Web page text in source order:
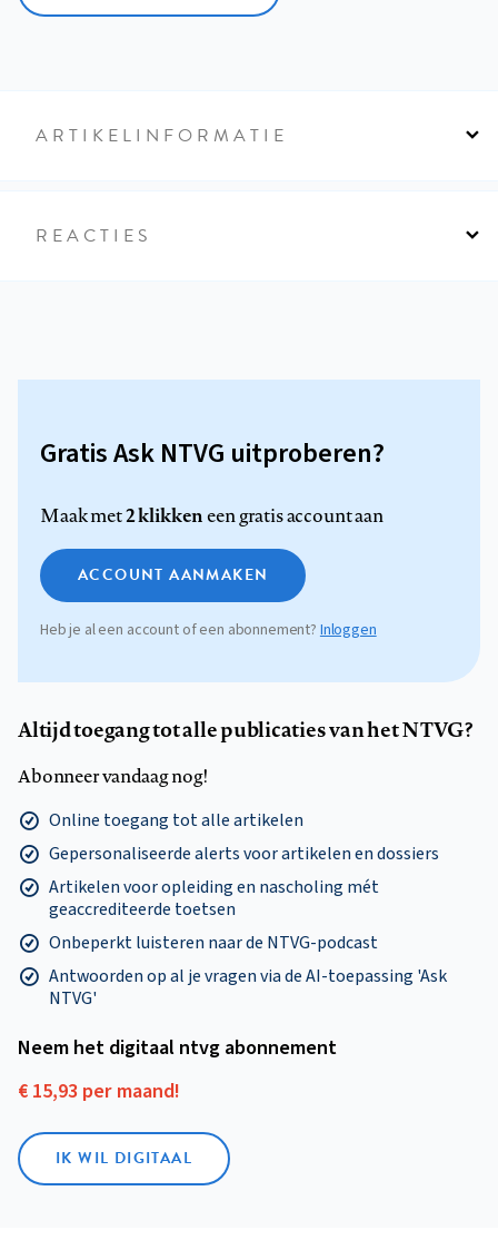
ARTIKELINFORMATIE
REACTIES
Gratis Ask NTVG uitproberen?
Maak met2 klikken een gratis account aan
ACCOUNT AANMAKEN
Heb je al een account of een abonnement? Inloggen
Altijd toegang tot alle publicaties van het NTVG?
Abonneer vandaag nog!
Online toegang tot alle artikelen
Gepersonaliseerde alerts voor artikelen en dossiers
Artikelen voor opleiding en nascholing mét
geaccrediteerde toetsen
Onbeperkt luisteren naar de NTVG-podcast
Antwoorden op al je vragen via de AI-toepassing 'Ask
NTVG'
Neem het digitaal ntvg abonnement
€ 15,93 per maand!
IK WIL DIGITAAL